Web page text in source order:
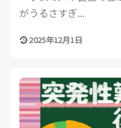
がうるさすぎ...
2025年12月1日